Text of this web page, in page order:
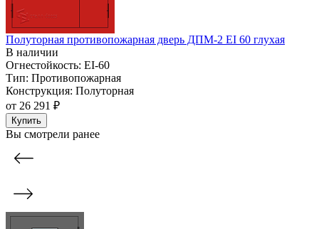
Полуторная противопожарная дверь ДПМ-2 EI 60 глухая
В наличии
Огнестойкость: EI-60
Тип: Противопожарная
Конструкция: Полуторная
от 26 291 ₽
Купить
Вы смотрели ранее